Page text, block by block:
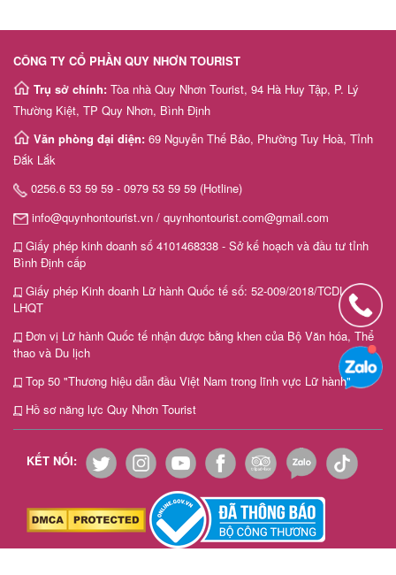
CÔNG TY CỔ PHẦN QUY NHƠN TOURIST
Trụ sở chính: Tòa nhà Quy Nhơn Tourist, 94 Hà Huy Tập, P. Lý
Thường Kiệt, TP Quy Nhơn, Bình Định
Văn phòng đại diện: 69 Nguyễn Thế Bảo, Phường Tuy Hoà, Tỉnh
Đắk Lắk
0256.6 53 59 59 - 0979 53 59 59 (Hotline)
info@quynhontourist.vn / quynhontourist.com@gmail.com
Giấy phép kinh doanh số 4101468338 - Sở kế hoạch và đầu tư tỉnh
Bình Định cấp
Giấy phép Kinh doanh Lữ hành Quốc tế số: 52-009/2018/TCDL-GP
LHQT
Đơn vị Lữ hành Quốc tế nhận được bằng khen của Bộ Văn hóa, Thể
thao và Du lịch
Top 50 "Thương hiệu dẫn đầu Việt Nam trong lĩnh vực Lữ hành"
Hồ sơ năng lực Quy Nhơn Tourist
KẾT NỐI: